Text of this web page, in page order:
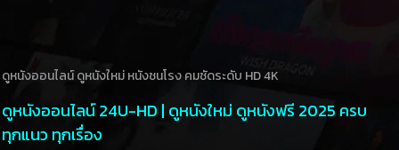
ดูหนังออนไลน์ ดูหนังใหม่ หนังชนโรง คมชัดระดับ HD 4K
ดูหนังออนไลน์ 24U-HD | ดูหนังใหม่ ดูหนังฟรี 2025 ครบ
ทุกแนว ทุกเรื่อง